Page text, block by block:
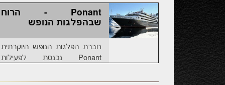
אוכלים עוגה, בספרד ענבים
ובברזיל עדשים. למה? תקראו
Ponant - הרוח
שבהפלגות הנופש
חברת הפלגות הנופש היוקרתית
Ponant נכנסת לפעילות
ליעדים אקזוטיים בעולם, אין סיכוי